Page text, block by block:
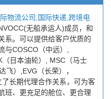
物流公司,国际快递,跨境电
无船承运人)成员，和
系。可以提供给客户优质的
与COSCO（中远）,
日本油轮）, MSC（马士
飞）,EVG（长荣），
长期代理合作关系，可为客
班、更充足的舱位、更合理